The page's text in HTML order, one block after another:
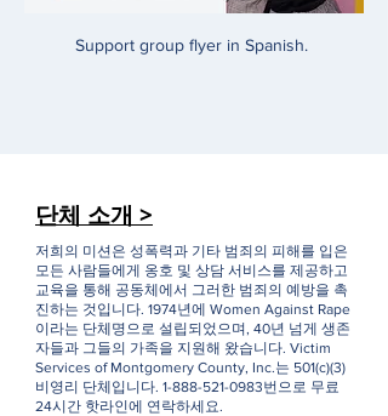
Support group flyer in Spanish.
단체 소개 >
저희의 미션은 성폭력과 기타 범죄의 피해를 입은
모든 사람들에게 옹호 및 상담 서비스를 제공하고
교육을 통해 공동체에서 그러한 범죄의 예방을 촉
진하는 것입니다. 1974년에 Women Against Rape
이라는 단체명으로 설립되었으며, 40년 넘게 생존
자들과 그들의 가족을 지원해 왔습니다. Victim
Services of Montgomery County, Inc.는 501(c)(3)
비영리 단체입니다. 1-888-521-0983번으로 무료
24시간 핫라인에 연락하세요.